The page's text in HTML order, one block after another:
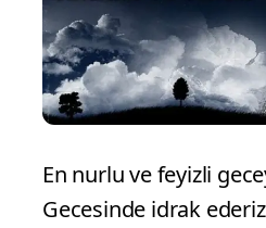
En nurlu ve feyizli
Gecesinde idrak